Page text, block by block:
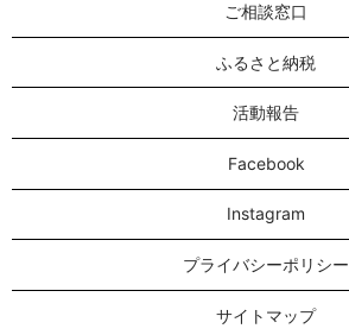
ご相談窓口
ふるさと納税
活動報告
Facebook
Instagram
プライバシーポリシー
サイトマップ